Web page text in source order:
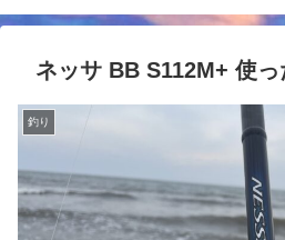
ネッサ BB S112M+ 使っ
釣り